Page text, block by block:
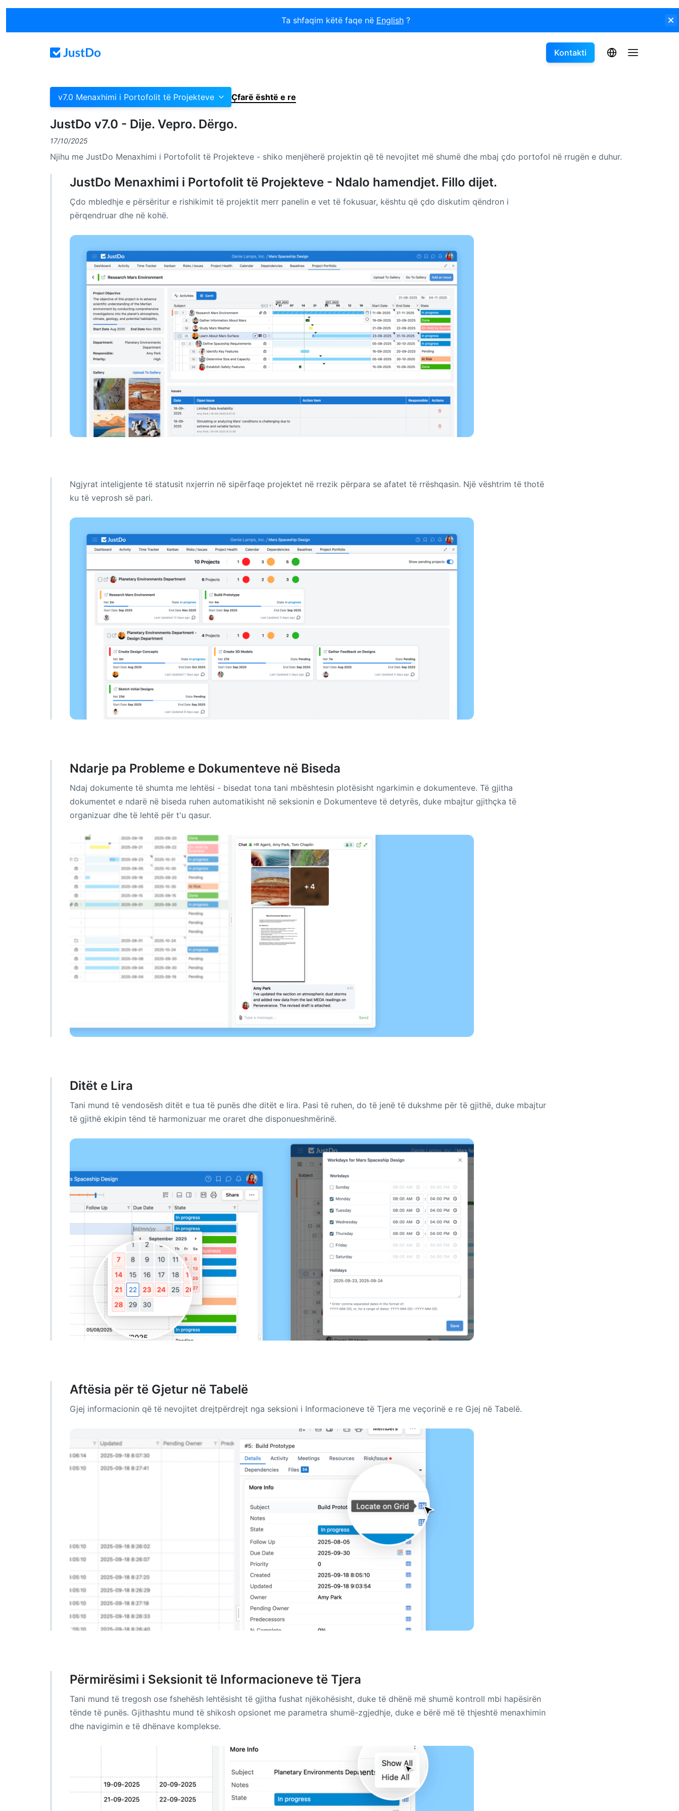
Ta shfaqim këtë faqe në English?
Kontakti
v7.0 Menaxhimi i Portofolit të Projekteve Çfarë është e re
JustDo v7.0 - Dije. Vepro. Dërgo.
17/10/2025
Njihu me JustDo Menaxhimi i Portofolit të Projekteve - shiko menjëherë projektin që të nevojitet më shumë dhe mbaj çdo portofol në rrugën e duhur.
JustDo Menaxhimi i Portofolit të Projekteve - Ndalo hamendjet. Fillo dijet.
Çdo mbledhje e përsëritur e rishikimit të projektit merr panelin e vet të fokusuar, kështu që çdo diskutim qëndron i
përqendruar dhe në kohë.
Ngjyrat inteligjente të statusit nxjerrin në sipërfaqe projektet në rrezik përpara se afatet të rrëshqasin. Një vështrim të thotë
ku të veprosh së pari.
Ndarje pa Probleme e Dokumenteve në Biseda
Ndaj dokumente të shumta me lehtësi - bisedat tona tani mbështesin plotësisht ngarkimin e dokumenteve. Të gjitha
dokumentet e ndarë në biseda ruhen automatikisht në seksionin e Dokumenteve të detyrës, duke mbajtur gjithçka të
organizuar dhe të lehtë për t'u qasur.
Ditët e Lira
Tani mund të vendosësh ditët e tua të punës dhe ditët e lira. Pasi të ruhen, do të jenë të dukshme për të gjithë, duke mbajtur
të gjithë ekipin tënd të harmonizuar me oraret dhe disponueshmërinë.
Aftësia për të Gjetur në Tabelë
Gjej informacionin që të nevojitet drejtpërdrejt nga seksioni i Informacioneve të Tjera me veçorinë e re Gjej në Tabelë.
Përmirësimi i Seksionit të Informacioneve të Tjera
Tani mund të tregosh ose fshehësh lehtësisht të gjitha fushat njëkohësisht, duke të dhënë më shumë kontroll mbi hapësirën
tënde të punës. Gjithashtu mund të shikosh opsionet me parametra shumë-zgjedhje, duke e bërë më të thjeshtë menaxhimin
dhe navigimin e të dhënave komplekse.